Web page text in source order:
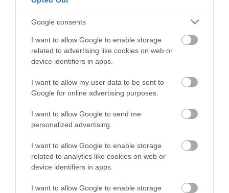
Google consents
I want to allow Google to enable storage
related to advertising like cookies on web or
device identifiers in apps.
I want to allow my user data to be sent to
Google for online advertising purposes.
I want to allow Google to send me
personalized advertising.
I want to allow Google to enable storage
related to analytics like cookies on web or
device identifiers in apps.
I want to allow Google to enable storage
AJÁNLÓ AUSZTRIA BALATON BELFÖLDI TURIZMUS
BOOKING BUDAPEST
FEJLESZTÉS FÜRDŐ GYÓGYFÜRDŐ HORVÁTORSZÁG HOTEL
KARANTÉN KÍNA
MAGYARORSZÁG MAGYARUL MISKOLC MÁLTA
REPÜLŐTÉR RYANAIR STATISZTIKA STRAND SZAKMAI CIKKEK
SZPONZOR SZÁLLODA TERMÁL
WIZZAIR